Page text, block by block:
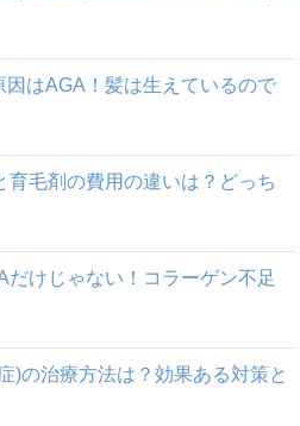
因はAGA！髪は生えているので
育毛剤の費用の違いは？どっち
だけじゃない！コラーゲン不足
)の治療方法は？効果ある対策と